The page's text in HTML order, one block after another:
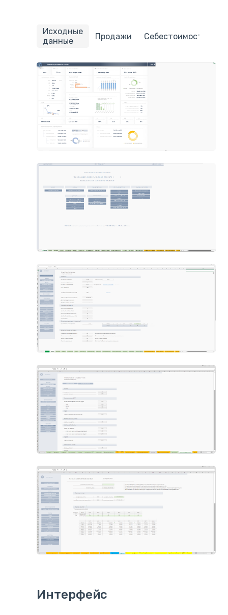
Исходные
данные
Продажи Себестоимость
Интерфейс